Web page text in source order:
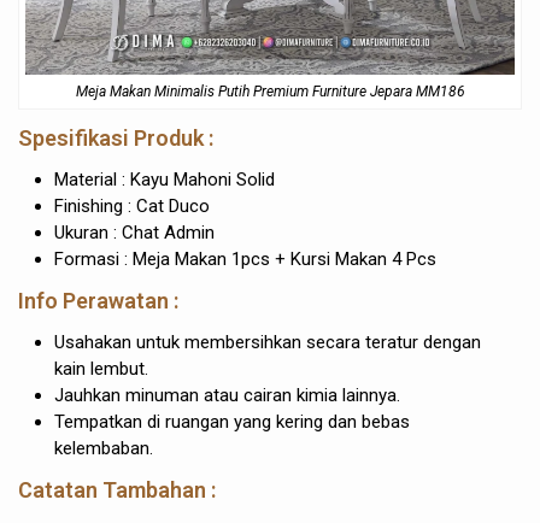
Meja Makan Minimalis Putih Premium Furniture Jepara MM186
Spesifikasi Produk :
Material : Kayu Mahoni Solid
Finishing : Cat Duco
Ukuran : Chat Admin
Formasi : Meja Makan 1pcs + Kursi Makan 4 Pcs
Info Perawatan :
Usahakan untuk membersihkan secara teratur dengan
kain lembut.
Jauhkan minuman atau cairan kimia lainnya.
Tempatkan di ruangan yang kering dan bebas
kelembaban.
Catatan Tambahan :